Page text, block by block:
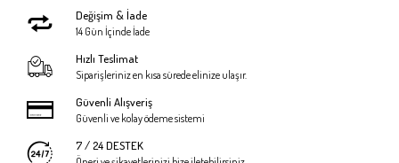
Değişim & İade
14 Gün İçinde İade
Hızlı Teslimat
Siparişleriniz en kısa sürede elinize ulaşır.
Güvenli Alışveriş
Güvenli ve kolay ödeme sistemi
7 / 24 DESTEK